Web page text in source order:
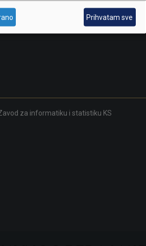
za informatiku i statistiku KS
Prihvatam sve